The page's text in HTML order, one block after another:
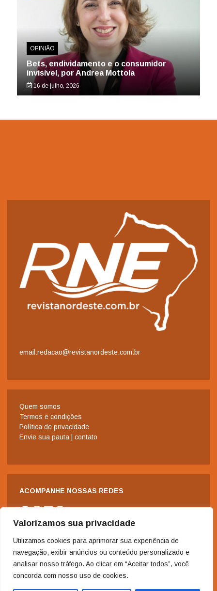
Valorizamos sua privacidade
Utilizamos cookies para aprimorar sua experiência de
navegação, exibir anúncios ou conteúdo personalizado e
analisar nosso tráfego. Ao clicar em “Aceitar todos”, você
concorda com nosso uso de cookies.
OPINIÃO
Bets, endividamento e o consumidor
invisível, por Andrea Mottola
16 de julho, 2026
email:redacao@revistanordeste.com.br
Quem somos
Termos e condições
Política de privacidade
Envie sua pauta | contato
ACOMPANHE NOSSAS REDES
Facebook
Instagram
LinkedIn
WhatsApp